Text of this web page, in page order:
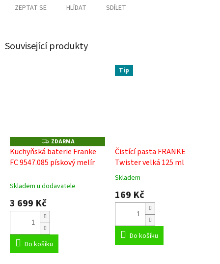
ZEPTAT SE HLÍDAT SDÍLET
Související produkty
Z
D
A
R
M
ZDARMA
Kuchyňská baterie Franke
FC 9547.085 pískový melír
Skladem u dodavatele
3 699 Kč
Do košíku
Tip
Čistící pasta FRANKE
Twister velká 125 ml
Průměrné
hodnocení
produktu
z
hvězdiček.
Skladem
169 Kč
Do košíku